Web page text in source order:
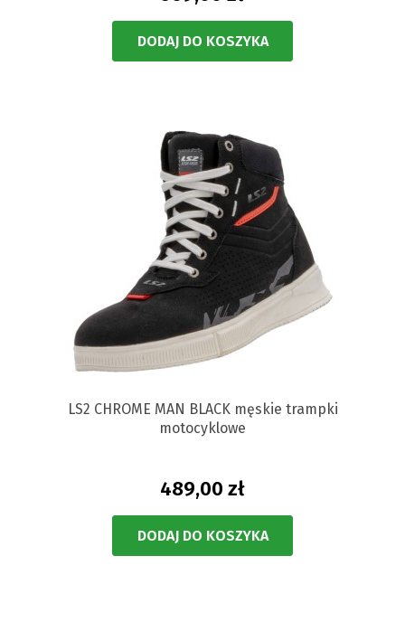
DODAJ DO KOSZYKA
LS2 CHROME MAN BLACK męskie trampki
motocyklowe
489,00 zł
DODAJ DO KOSZYKA